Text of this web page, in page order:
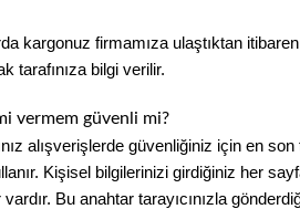
kargonuz firmamıza ulaştıktan
tarafınıza bilgi verilir.
vermem güvenli mi?
alışverişlerde güvenliğiniz için en
Kişisel bilgilerinizi girdiğiniz her
vardır. Bu anahtar tarayıcınızla